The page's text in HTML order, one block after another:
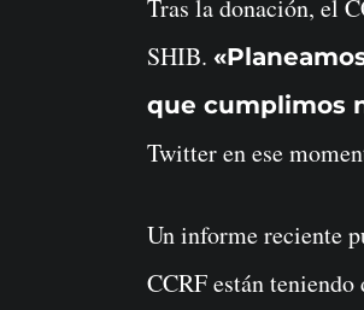
Tras la donación, el
SHIB.
que cumplimos
Twitter en ese
Un informe reciente
CCRF están